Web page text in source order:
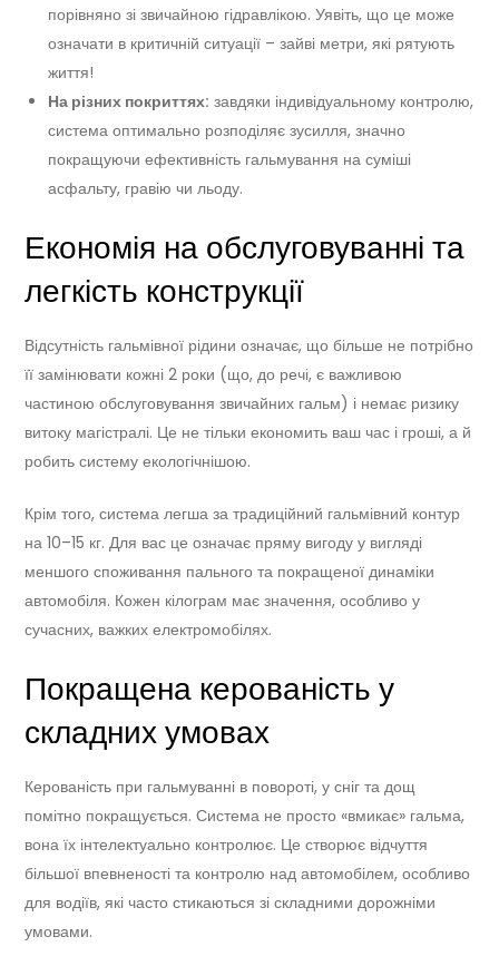
порівняно зі звичайною гідравлікою. Уявіть, що це може
означати в критичній ситуації – зайві метри, які рятують
життя!
На різних покриттях: завдяки індивідуальному контролю,
система оптимально розподіляє зусилля, значно
покращуючи ефективність гальмування на суміші
асфальту, гравію чи льоду.
Економія на обслуговуванні та
легкість конструкції
Відсутність гальмівної рідини означає, що більше не потрібно
її замінювати кожні 2 роки (що, до речі, є важливою
частиною обслуговування звичайних гальм) і немає ризику
витоку магістралі. Це не тільки економить ваш час і гроші, а й
робить систему екологічнішою.
Крім того, система легша за традиційний гальмівний контур
на 10–15 кг. Для вас це означає пряму вигоду у вигляді
меншого споживання пального та покращеної динаміки
автомобіля. Кожен кілограм має значення, особливо у
сучасних, важких електромобілях.
Покращена керованість у
складних умовах
Керованість при гальмуванні в повороті, у сніг та дощ
помітно покращується. Система не просто «вмикає» гальма,
вона їх інтелектуально контролює. Це створює відчуття
більшої впевненості та контролю над автомобілем, особливо
для водіїв, які часто стикаються зі складними дорожніми
умовами.